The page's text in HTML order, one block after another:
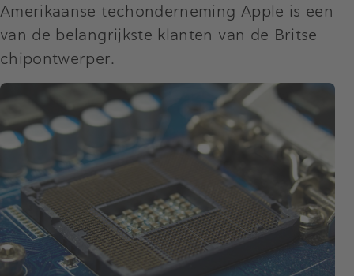
Amerikaanse techonderneming Apple is een
van de belangrijkste klanten van de Britse
chipontwerper.